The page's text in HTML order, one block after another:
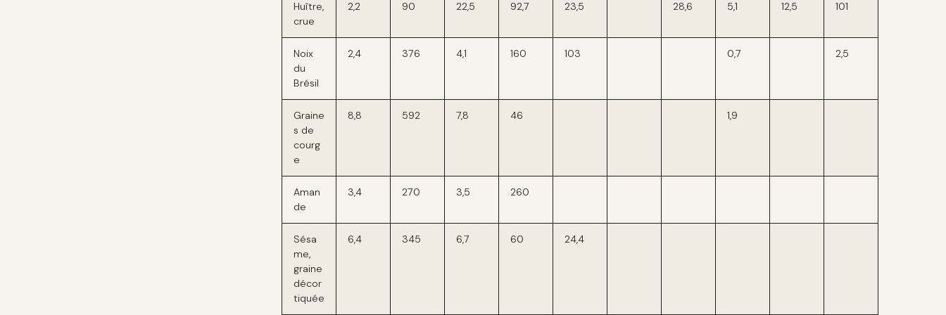
Huître,
crue
2,2 90 22,5 92,7 23,5 28,6 5,1 12,5 101
Noix
du
Brésil
2,4 376 4,1 160 103 0,7 2,5
Graine
s de
courg
e
8,8 592 7,8 46 1,9
Aman
de
3,4 270 3,5 260
Sésa
me,
graine
décor
tiquée
6,4 345 6,7 60 24,4